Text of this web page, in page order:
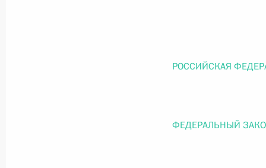
О внесении изменений в статью 11
РОССИЙСКАЯ
ФЕДЕРАЛЬНЫЙ